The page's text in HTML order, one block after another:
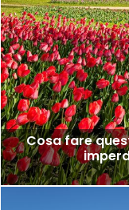
Cosa fare